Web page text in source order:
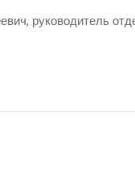
руководитель